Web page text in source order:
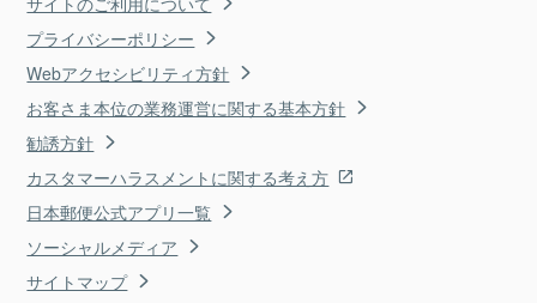
プライバシーポリシー
Webアクセシビリティ方針
お客さま本位の業務運営に関する基本方針
勧誘方針
カスタマーハラスメントに関する考え方
日本郵便公式アプリ一覧
ソーシャルメディア
サイトマップ